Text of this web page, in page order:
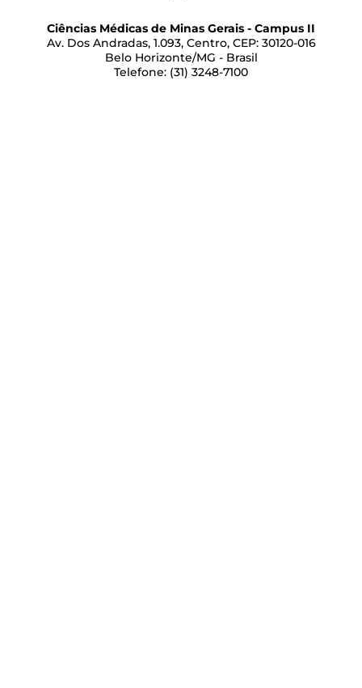
Ciências Médicas de Minas Gerais - Campus II
Av. Dos Andradas, 1.093, Centro, CEP: 30120-016
Belo Horizonte/MG - Brasil
Telefone: (31) 3248-7100